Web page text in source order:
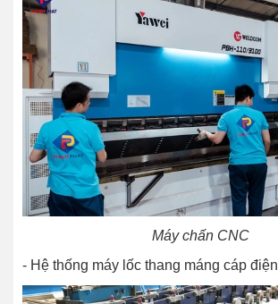
Máy chấn CNC
- Hệ thống máy lốc thang máng cáp điện